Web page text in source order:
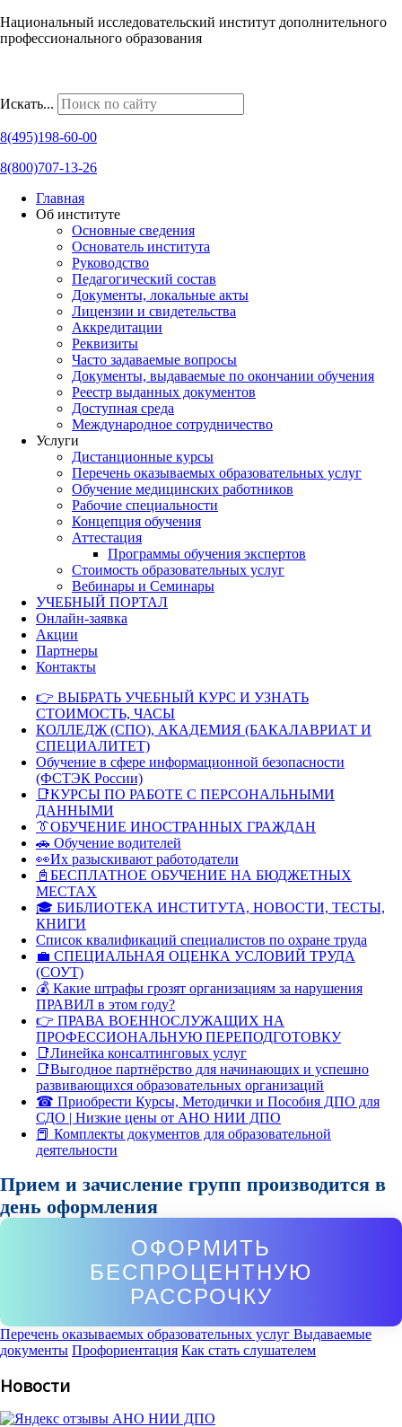
Национальный исследовательский институт дополнительного
профессионального образования
Искать...
8(495)198-60-00
8(800)707-13-26
Главная
Об институте
Основные сведения
Основатель института
Руководство
Педагогический состав
Документы, локальные акты
Лицензии и свидетельства
Аккредитации
Реквизиты
Часто задаваемые вопросы
Документы, выдаваемые по окончании обучения
Реестр выданных документов
Доступная среда
Международное сотрудничество
Услуги
Дистанционные курсы
Перечень оказываемых образовательных услуг
Обучение медицинских работников
Рабочие специальности
Концепция обучения
Аттестация
Программы обучения экспертов
Стоимость образовательных услуг
Вебинары и Семинары
УЧЕБНЫЙ ПОРТАЛ
Онлайн-заявка
Акции
Партнеры
Контакты
👉 ВЫБРАТЬ УЧЕБНЫЙ КУРС И УЗНАТЬ
СТОИМОСТЬ, ЧАСЫ
КОЛЛЕДЖ (СПО), АКАДЕМИЯ (БАКАЛАВРИАТ И
СПЕЦИАЛИТЕТ)
Обучение в сфере информационной безопасности
(ФСТЭК России)
📑КУРСЫ ПО РАБОТЕ С ПЕРСОНАЛЬНЫМИ
ДАННЫМИ
👔ОБУЧЕНИЕ ИНОСТРАННЫХ ГРАЖДАН
🚗 Обучение водителей
👀Их разыскивают работодатели
📓БЕСПЛАТНОЕ ОБУЧЕНИЕ НА БЮДЖЕТНЫХ
МЕСТАХ
🎓 БИБЛИОТЕКА ИНСТИТУТА, НОВОСТИ, ТЕСТЫ,
КНИГИ
Список квалификаций специалистов по охране труда
💼 СПЕЦИАЛЬНАЯ ОЦЕНКА УСЛОВИЙ ТРУДА
(СОУТ)
💰 Какие штрафы грозят организациям за нарушения
ПРАВИЛ в этом году?
👉 ПРАВА ВОЕННОСЛУЖАЩИХ НА
ПРОФЕССИОНАЛЬНУЮ ПЕРЕПОДГОТОВКУ
📑Линейка консалтинговых услуг
📑Выгодное партнёрство для начинающих и успешно
развивающихся образовательных организаций
☎ Приобрести Курсы, Методички и Пособия ДПО для
СДО | Низкие цены от АНО НИИ ДПО
📕 Комплекты документов для образовательной
деятельности
Прием и зачисление групп производится в
день оформления
ОФОРМИТЬ
БЕСПРОЦЕНТНУЮ
РАССРОЧКУ
Перечень оказываемых образовательных услуг Выдаваемые
документы Профориентация Как стать слушателем
Новости